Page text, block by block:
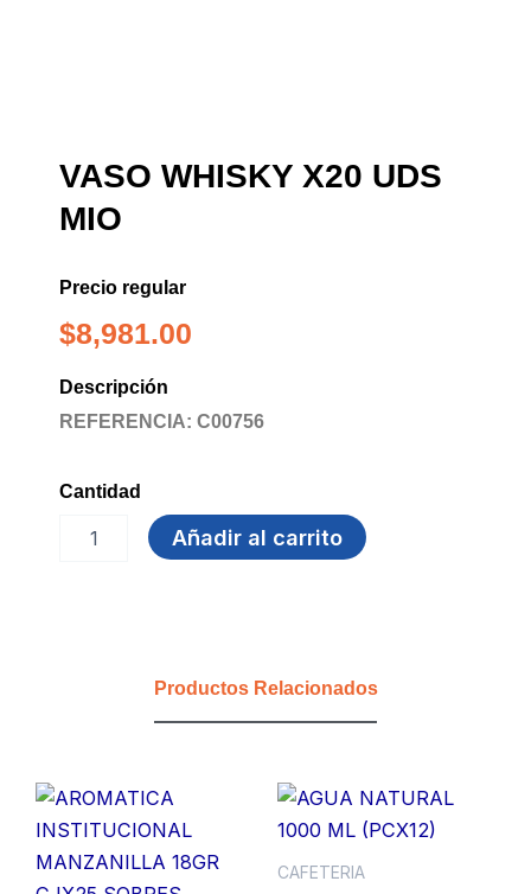
VASO WHISKY X20 UDS
MIO
Precio regular
$8,981.00
Descripción
REFERENCIA: C00756
Cantidad
WHISKY
Añadir al carrito
Productos Relacionados
CAFETERIA